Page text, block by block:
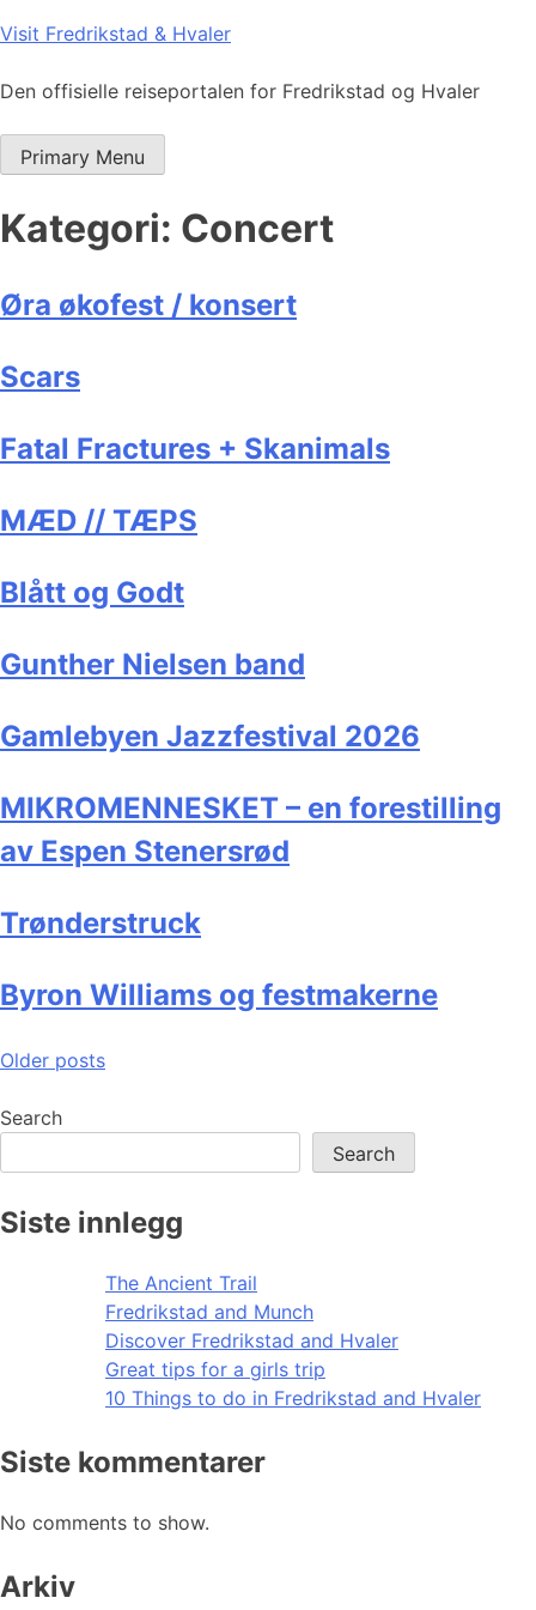
Skip
content
Visit Fredrikstad & Hvaler
Den offisielle reiseportalen for Fredrikstad og Hvaler
Primary Menu
Kategori: Concert
Øra økofest / konsert
Scars
Fatal Fractures + Skanimals
MÆD // TÆPS
Blått og Godt
Gunther Nielsen band
Gamlebyen Jazzfestival 2026
MIKROMENNESKET – en forestilling
av Espen Stenersrød
Trønderstruck
Byron Williams og festmakerne
Posts
navigation
Older posts
Search
Search
Siste innlegg
The Ancient Trail
Fredrikstad and Munch
Discover Fredrikstad and Hvaler
Great tips for a girls trip
10 Things to do in Fredrikstad and Hvaler
Siste kommentarer
No comments to show.
Arkiv